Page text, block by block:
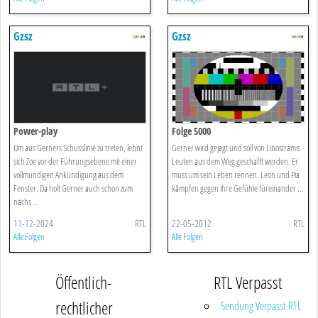
Gzsz
Power-play
Um aus Gerners Schusslinie zu treten, lehnt
sich Zoe vor der Führungsebene mit einer
vollmundigen Ankündigung aus dem
Fenster. Da holt Gerner auch schon zum
nächs ...
11-12-2024 RTL
Alle Folgen
Gzsz
Folge 5000
Gerner wird gejagt und soll von Linostramis
Leuten aus dem Weg geschafft werden. Er
muss um sein Leben rennen. Leon und Pia
kämpfen gegen ihre Gefühle füreinander ...
22-05-2012 RTL
Alle Folgen
Öffentlich-
rechtlicher
RTL Verpasst
Sendung Verpasst RTL